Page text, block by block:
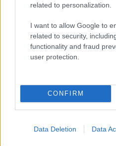
related to personalization.
I want to allow Google to
related to security,
functionality and fraud
user protection.
CONFIRM
Data Deletion Data